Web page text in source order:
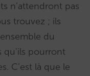
n’attendront pas
trouvez ; ils
du
qu’ils pourront
C’est là que le